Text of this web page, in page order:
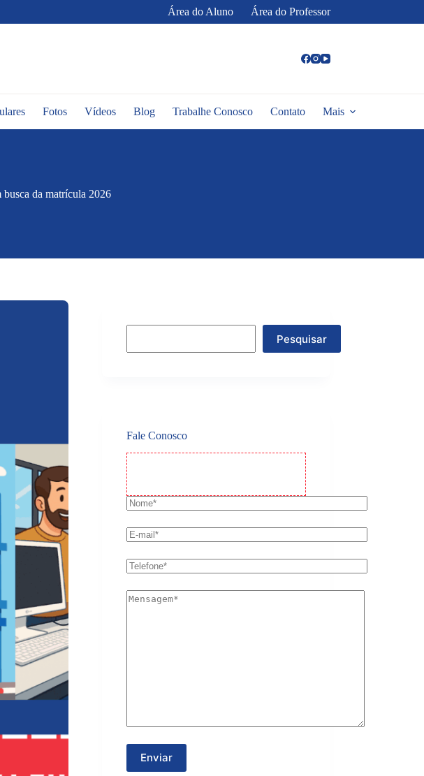
Área do Aluno Área do Professor
Fotos Vídeos Blog Trabalhe Conosco Contato Mais
da matrícula 2026
Pesquisar
Fale Conosco